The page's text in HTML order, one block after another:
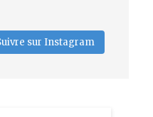
sur Instagram